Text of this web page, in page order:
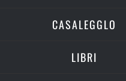
CASALEGGLO
LIBRI